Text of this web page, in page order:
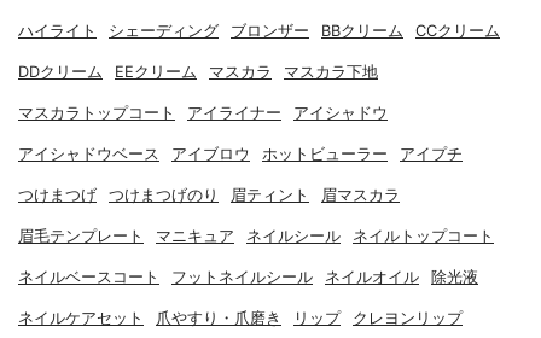
ハイライト シェーディング ブロンザー BBクリーム CCクリーム
DDクリーム EEクリーム マスカラ マスカラ下地
マスカラトップコート アイライナー アイシャドウ
アイシャドウベース アイブロウ ホットビューラー アイプチ
つけまつげ つけまつげのり 眉ティント 眉マスカラ
眉毛テンプレート マニキュア ネイルシール ネイルトップコート
ネイルベースコート フットネイルシール ネイルオイル 除光液
ネイルケアセット 爪やすり・爪磨き リップ クレヨンリップ